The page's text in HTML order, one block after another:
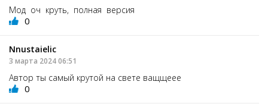
Мод оч круть, полная версия
0
Nnustaielic
3 марта 2024 06:51
Автор ты самый крутой на свете ващщеее
0